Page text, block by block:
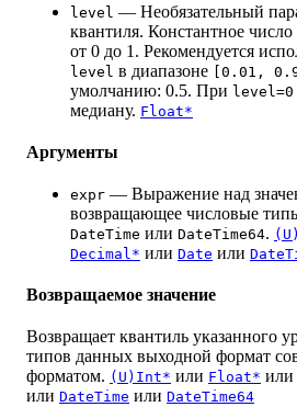
level — Необязательный
квантиля. Константное
от 0 до 1. Рекомендуется
level в диапазоне [0.01,
умолчанию: 0.5. При
медиану. Float*
Аргументы
expr — Выражение над
возвращающее числовые
DateTime или DateTime64.
Decimal* или Date или
Возвращаемое значение
Возвращает квантиль указанного
типов данных выходной формат
форматом. (U)Int* или Float* или
или DateTime или DateTime64